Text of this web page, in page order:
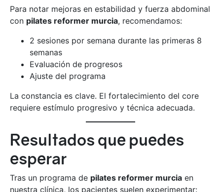
Para notar mejoras en estabilidad y fuerza abdominal
con pilates reformer murcia, recomendamos:
2 sesiones por semana durante las primeras 8
semanas
Evaluación de progresos
Ajuste del programa
La constancia es clave. El fortalecimiento del core
requiere estímulo progresivo y técnica adecuada.
Resultados que puedes
esperar
Tras un programa de pilates reformer murcia en
nuestra clínica, los pacientes suelen experimentar: